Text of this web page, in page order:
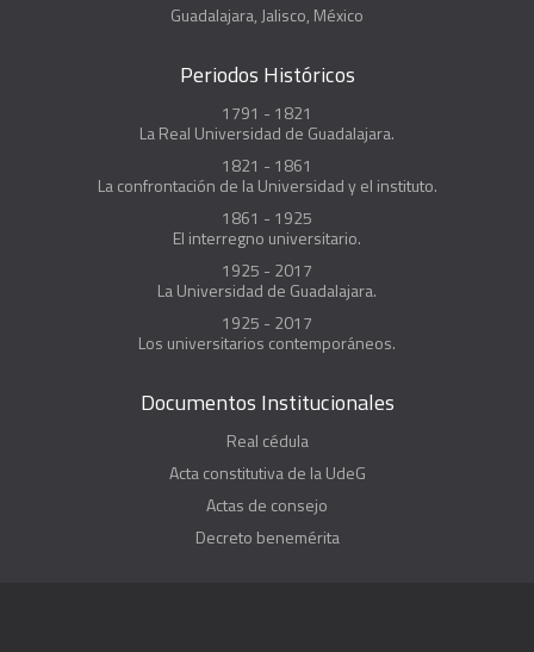
Guadalajara, Jalisco, México
Periodos Históricos
1791 - 1821
La Real Universidad de Guadalajara.
1821 - 1861
La confrontación de la Universidad y el instituto.
1861 - 1925
El interregno universitario.
1925 - 2017
La Universidad de Guadalajara.
1925 - 2017
Los universitarios contemporáneos.
Documentos Institucionales
Real cédula
Acta constitutiva de la UdeG
Actas de consejo
Decreto benemérita